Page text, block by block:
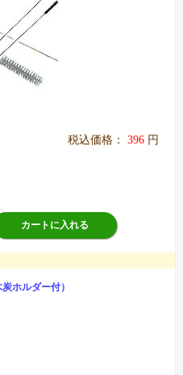
税込価格： 396 円
カートに入れる
ホルダー付）